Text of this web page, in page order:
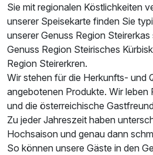
Sie mit regionalen Köstlichkeiten
unserer Speisekarte finden Sie
unserer Genuss Region
Genuss Region Steirisches
Region Steirerkren.
Wir stehen für die Herkunfts- und
angebotenen Produkte. Wir leben
und die österreichische
Zu jeder Jahreszeit haben
Hochsaison und genau dann
So können unsere Gäste in den